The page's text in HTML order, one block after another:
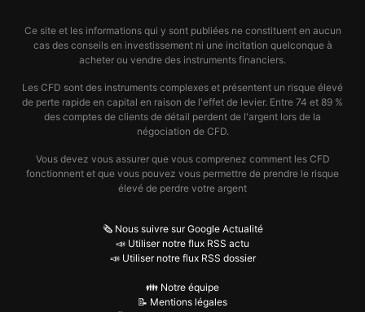
Ce site et les informations qui y sont publiées ne constituent en aucun
cas des conseils en investissement ni une incitation quelconque à
acheter ou vendre des instruments financiers.
Les CFD sont des instruments complexes et présentent un risque élevé
de perte rapide en capital en raison de l'effet de levier. Entre 74 et 89 %
des comptes de clients de détail perdent de l'argent lors de la
négociation de CFD.
Vous devez vous assurer que vous comprenez comment les CFD
fonctionnent et que vous pouvez vous permettre de prendre le risque
élevé de perdre votre argent
🗞️ Nous suivre sur Google Actualité
📣 Utiliser notre flux RSS actu
📣 Utiliser notre flux RSS dossier
👪 Notre équipe
📝 Mentions légales